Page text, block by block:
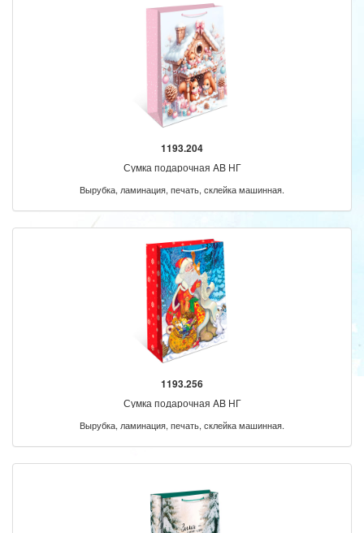
1193.204
Сумка подарочная AB НГ
Вырубка, ламинация, печать, склейка машинная.
1193.256
Сумка подарочная AB НГ
Вырубка, ламинация, печать, склейка машинная.